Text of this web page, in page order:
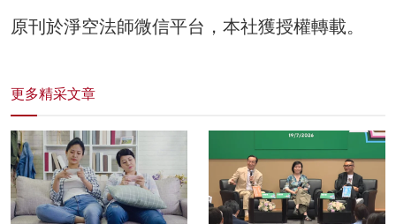
原刊於淨空法師微信平台，本社獲授權轉載。
更多精采文章